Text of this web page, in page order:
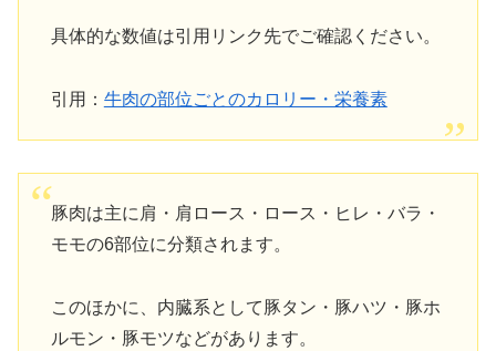
具体的な数値は引用リンク先でご確認ください。
引用： 牛肉の部位ごとのカロリー・栄養素
豚肉は主に肩・肩ロース・ロース・ヒレ・バラ・
モモの6部位に分類されます。
このほかに、内臓系として豚タン・豚ハツ・豚ホ
ルモン・豚モツなどがあります。